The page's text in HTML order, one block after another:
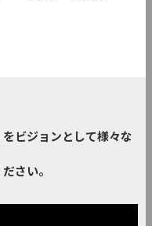
ビジョンとして様々な
さい。